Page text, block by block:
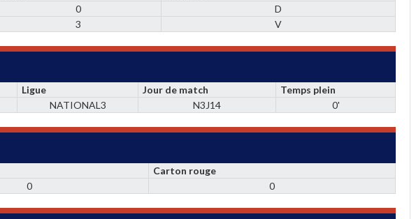
0
D
3 V
Ligue Jour de match
Temps plein
NATIONAL3 N3J14 0'
Carton rouge
0 0